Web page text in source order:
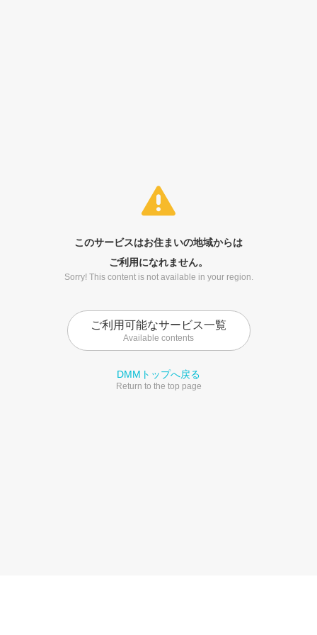
このサービスはお住まいの地域からは
ご利用になれません。
Sorry! This content is not available in your region.
ご利用可能なサービス一覧
Available contents
DMMトップへ戻る
Return to the top page